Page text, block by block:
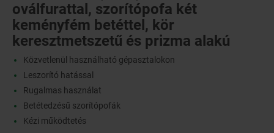
oválfurattal, szorítópofa két
keményfém betéttel, kör
keresztmetszetű és prizma alakú
Közvetlenül használható gépasztalokon
Leszorító hatással
Rugalmas használat
Betétedzésű szorítópofák
Kézi működtetés